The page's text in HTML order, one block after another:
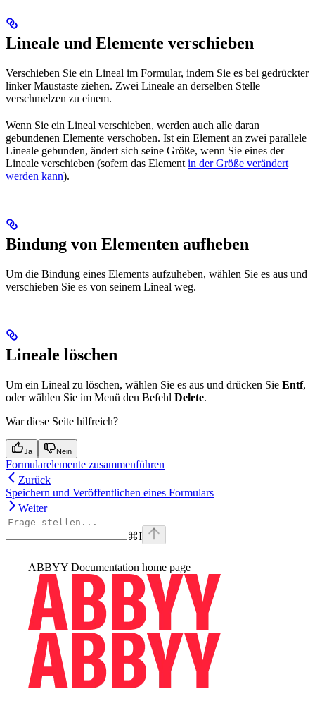
Lineale und Elemente verschieben
Verschieben Sie ein Lineal im Formular, indem Sie es bei gedrückter
linker Maustaste ziehen. Zwei Lineale an derselben Stelle
verschmelzen zu einem.
Wenn Sie ein Lineal verschieben, werden auch alle daran
gebundenen Elemente verschoben. Ist ein Element an zwei parallele
Lineale gebunden, ändert sich seine Größe, wenn Sie eines der
Lineale verschieben (sofern das Element in der Größe verändert
werden kann).
Bindung von Elementen aufheben
Um die Bindung eines Elements aufzuheben, wählen Sie es aus und
verschieben Sie es von seinem Lineal weg.
Lineale löschen
Um ein Lineal zu löschen, wählen Sie es aus und drücken Sie Entf,
oder wählen Sie im Menü den Befehl Delete.
War diese Seite hilfreich?
Ja Nein
Formularelemente zusammenführen
Zurück
Speichern und Veröffentlichen eines Formulars
Weiter
⌘I
ABBYY Documentation home page